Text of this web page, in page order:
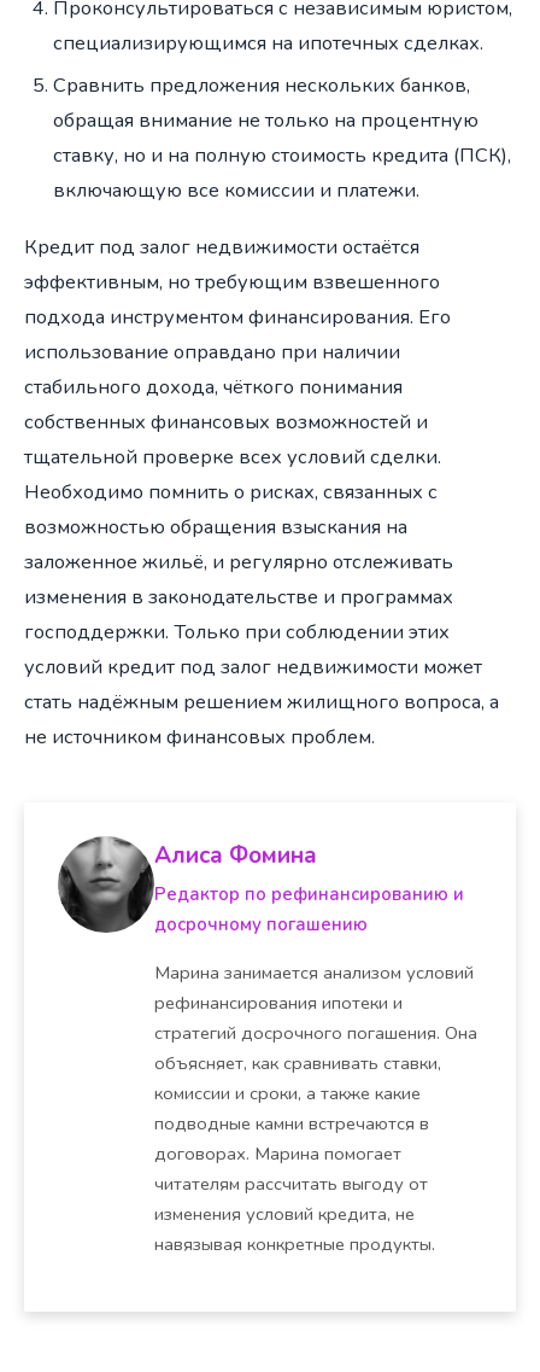
Проконсультироваться с независимым юристом,
специализирующимся на ипотечных сделках.
Сравнить предложения нескольких банков,
обращая внимание не только на процентную
ставку, но и на полную стоимость кредита (ПСК),
включающую все комиссии и платежи.
Кредит под залог недвижимости остаётся
эффективным, но требующим взвешенного
подхода инструментом финансирования. Его
использование оправдано при наличии
стабильного дохода, чёткого понимания
собственных финансовых возможностей и
тщательной проверке всех условий сделки.
Необходимо помнить о рисках, связанных с
возможностью обращения взыскания на
заложенное жильё, и регулярно отслеживать
изменения в законодательстве и программах
господдержки. Только при соблюдении этих
условий кредит под залог недвижимости может
стать надёжным решением жилищного вопроса, а
не источником финансовых проблем.
Алиса Фомина
Редактор по рефинансированию и
досрочному погашению
Марина занимается анализом условий
рефинансирования ипотеки и
стратегий досрочного погашения. Она
объясняет, как сравнивать ставки,
комиссии и сроки, а также какие
подводные камни встречаются в
договорах. Марина помогает
читателям рассчитать выгоду от
изменения условий кредита, не
навязывая конкретные продукты.